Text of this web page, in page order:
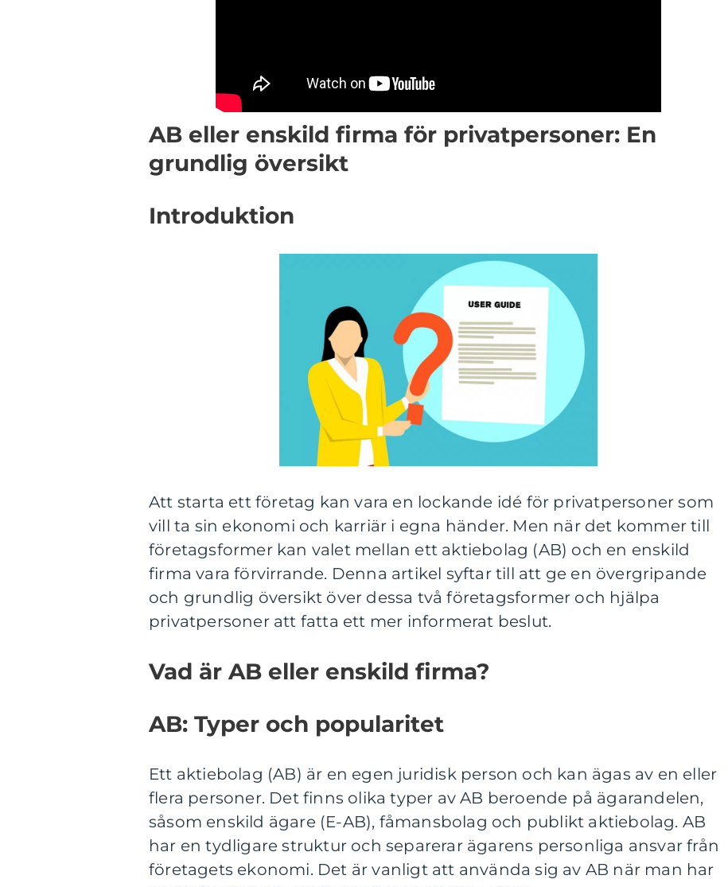
AB eller enskild firma för privatpersoner: En
grundlig översikt
Introduktion
Att starta ett företag kan vara en lockande idé för privatpersoner som
vill ta sin ekonomi och karriär i egna händer. Men när det kommer till
företagsformer kan valet mellan ett aktiebolag (AB) och en enskild
firma vara förvirrande. Denna artikel syftar till att ge en övergripande
och grundlig översikt över dessa två företagsformer och hjälpa
privatpersoner att fatta ett mer informerat beslut.
Vad är AB eller enskild firma?
AB: Typer och popularitet
Ett aktiebolag (AB) är en egen juridisk person och kan ägas av en eller
flera personer. Det finns olika typer av AB beroende på ägarandelen,
såsom enskild ägare (E-AB), fåmansbolag och publikt aktiebolag. AB
har en tydligare struktur och separerar ägarens personliga ansvar från
företagets ekonomi. Det är vanligt att använda sig av AB när man har